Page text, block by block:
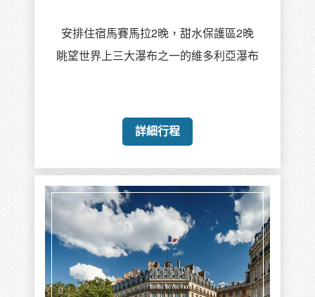
安排住宿馬賽馬拉2晚，甜水保護區2晚
眺望世界上三大瀑布之一的維多利亞瀑布
詳細行程